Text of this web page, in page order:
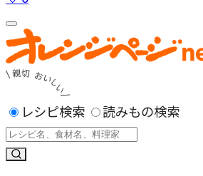
レシピ検索 読みもの検索